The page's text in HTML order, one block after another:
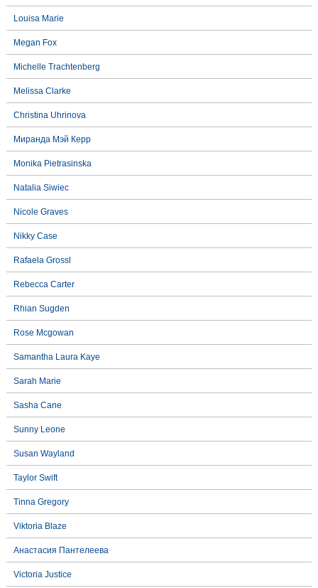
Louisa Marie
Megan Fox
Michelle Trachtenberg
Melissa Clarke
Christina Uhrinova
Миранда Мэй Керр
Monika Pietrasinska
Natalia Siwiec
Nicole Graves
Nikky Case
Rafaela Grossl
Rebecca Carter
Rhian Sugden
Rose Mcgowan
Samantha Laura Kaye
Sarah Marie
Sasha Cane
Sunny Leone
Susan Wayland
Taylor Swift
Tinna Gregory
Viktoria Blaze
Анастасия Пантелеева
Victoria Justice